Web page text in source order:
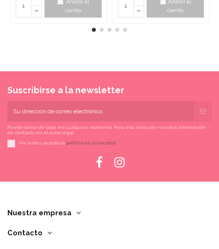
Añadir al
carrito
Añadir al
carrito
Suscribirse a la newsletter
Puede darse de baja en cualquier momento. Para ello, consulte nuestra información
de contacto en el aviso legal.
He leído y acepto la política de privacidad
Nuestra empresa
Contacto